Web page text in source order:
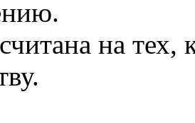
на тех,